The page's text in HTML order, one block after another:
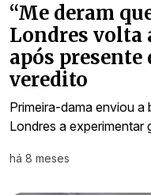
“Me deram
Londres volta
após presente
veredito
Primeira-dama enviou
Londres a experimentar
há 8 meses